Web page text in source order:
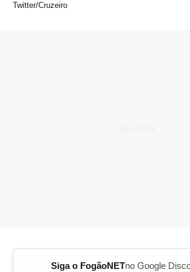
Twitter/Cruzeiro
Siga o FogãoNETno Google